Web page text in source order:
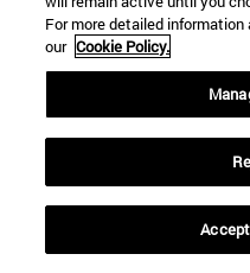
Trump: en 2017 ha sido
de 29 puntos en
For more detailed
our Cookie Policy.